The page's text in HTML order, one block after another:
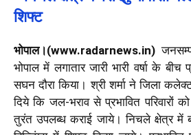
शिफ्ट
भोपाल।(www.radarnews.in)
भोपाल में लगातार जारी भारी वर्षा के बीच
सघन दौरा किया। श्री शर्मा ने जिला
दिये कि जल-भराव से प्रभावित परिवारों
तुरंत उपलब्ध कराई जाये। निचले क्षेत्र में